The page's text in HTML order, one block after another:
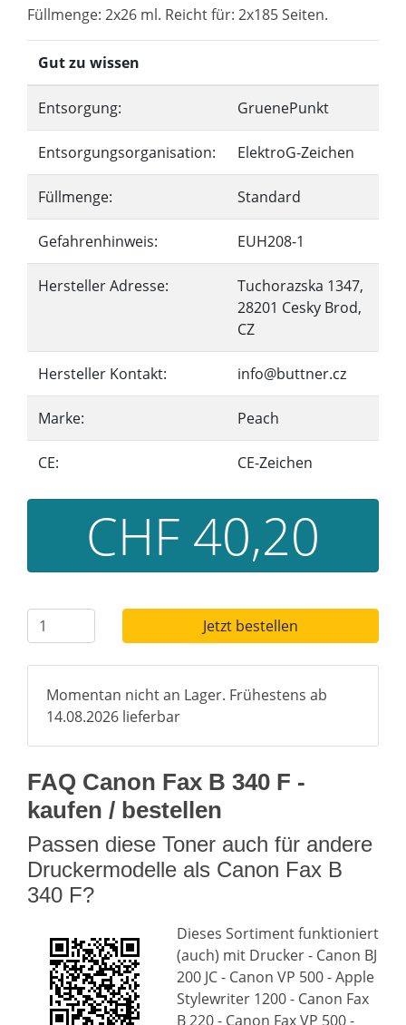
Füllmenge: 2x26 ml. Reicht für: 2x185 Seiten.
Gut zu wissen
Entsorgung: GruenePunkt
Entsorgungsorganisation: ElektroG-Zeichen
Füllmenge: Standard
Gefahrenhinweis: EUH208-1
Hersteller Adresse:
Tuchorazska 1347,
28201 Cesky Brod,
CZ
Hersteller Kontakt: info@buttner.cz
Marke: Peach
CE: CE-Zeichen
CHF 40,20
Jetzt bestellen
Momentan nicht an Lager. Frühestens ab
14.08.2026 lieferbar
FAQ Canon Fax B 340 F -
kaufen / bestellen
Passen diese Toner auch für andere
Druckermodelle als Canon Fax B
340 F?
Dieses Sortiment funktioniert
(auch) mit Drucker - Canon BJ
200 JC - Canon VP 500 - Apple
Stylewriter 1200 - Canon Fax
B 220 - Canon Fax VP 500 -